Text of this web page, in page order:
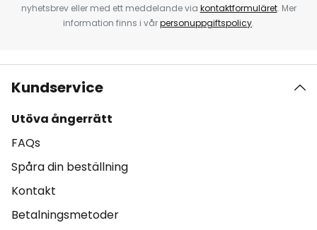
nyhetsbrev eller med ett meddelande via kontaktformuläret. Mer
information finns i vårpersonuppgiftspolicy.
Kundservice
Utöva ångerrätt
FAQs
Spåra din beställning
Kontakt
Betalningsmetoder